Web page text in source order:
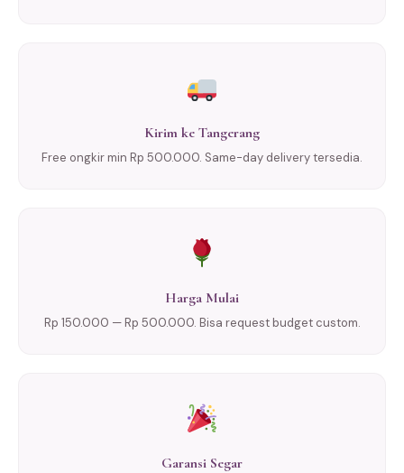
Kirim ke Tangerang
Free ongkir min Rp 500.000. Same-day delivery tersedia.
Harga Mulai
Rp 150.000 — Rp 500.000. Bisa request budget custom.
Garansi Segar